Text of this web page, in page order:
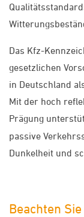
Das Kfz-
gesetzlichen
in Deutschland
Mit der hoch
Prägung
passive
Dunkelheit und
Beachten